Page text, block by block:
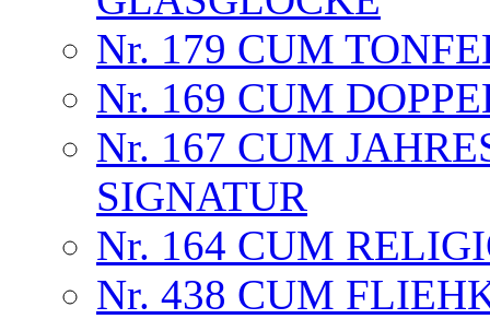
Nr. 179 CUM
Nr. 169 CUM
Nr. 167 CUM
SIGNATUR
Nr. 164 CUM
Nr. 438 CUM